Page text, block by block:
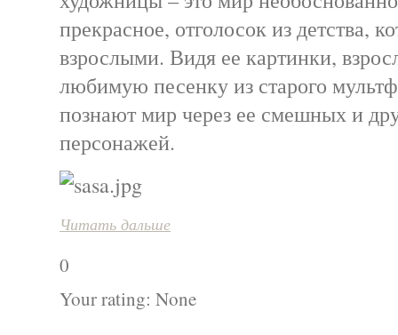
прекрасное, отголосок из детства,
взрослыми. Видя ее картинки,
любимую песенку из старого
познают мир через ее смешных и
персонажей.
Читать дальше
0
Your rating: None